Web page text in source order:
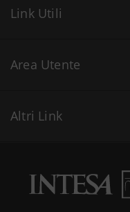
Link Utili
Area Utente
Altri Link